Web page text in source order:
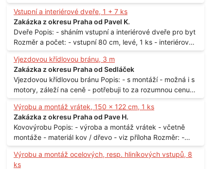
mastných kyselin s převahou olejové kyseliny - účelem je
technické využití - hustota při 20°C - cca 870 kg / m3
Balení: - po 190 kg v sudu Množství: - cca 500 kg - roční
spotřeba Lokalita: - Praha
Vstupní a interiérové dveře, 1 + 7 ks
Zakázka z okresu Praha od Pavel K.
Dveře Popis: - sháním vstupní a interiérové dveře pro byt
Rozměr a počet: - vstupní 80 cm, levé, 1 ks - interiérové
80 cm, levé, 2 ks - 80 cm, pravé, 3 ks - 60 cm, levé, 2 ks
Lokalita: - Praha 10
Vjezdovou křídlovou bránu, 3 m
Zakázka z okresu Praha od Sedláček
Vjezdovou křídlovou bránu Popis: - s montáží - možná i s
motory, záleží na ceně - potřebuji to za rozumnou cenu
Materiál: - ocel Množství: - 1 ks Velikost: - 3 m Lokalita: -
Praha
Výrobu a montáž vrátek, 150 x 122 cm, 1 ks
Zakázka z okresu Praha od Pave H.
Kovovýrobu Popis: - výroba a montáž vrátek - včetně
montáže - materiál kov / dřevo - viz příloha Rozměr: -
150 x 122 cm Lokalita: - Senohraby Nabídky na e-mail.
Výrobu a montáž ocelových, resp. hliníkových vstupů, 8
ks